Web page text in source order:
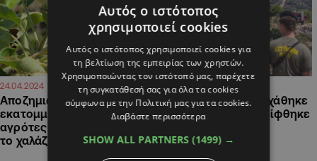
24.04.2024
Αποζημιώσεις €4,5
εκατομμυρίων για 1,300
αγρότες που πλήγηκαν από
το χαλάζι
27.03.2024 17:43
Παιδιά ζεύγους που χάθηκε
στην "Ήλιος", απορρίφθηκε
αποζημίωση
Αυτός ο ιστότοπος
χρησιμοποιεί cookies
Αυτός ο ιστότοπος χρησιμοποιεί cookies για
τη βελτίωση της εμπειρίας των χρηστών.
Χρησιμοποιώντας τον ιστότοπό μας, παρέχετε
τη συγκατάθεσή σας για όλα τα cookies
σύμφωνα με την Πολιτική μας για τα cookies.
Διαβάστε περισσότερα
SHOW ALL PARTNERS (1499) →